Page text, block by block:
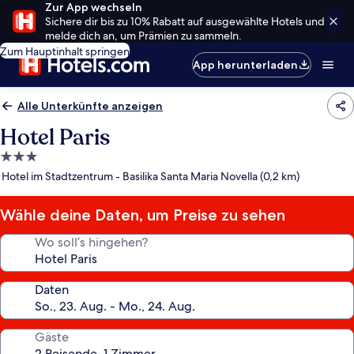
Zur App wechseln
Sichere dir bis zu 10% Rabatt auf ausgewählte Hotels und
melde dich an, um Prämien zu sammeln.
Zum Hauptinhalt springen
App herunterladen
Alle Unterkünfte anzeigen
Hotel Paris
3.0-
Sterne-
Hotel im Stadtzentrum - Basilika Santa Maria Novella (0,2 km)
Wähle deine Daten, um Preise zu sehen
Wo soll’s hingehen?
Daten
Gäste